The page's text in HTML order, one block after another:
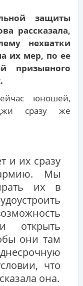
защиты
рассказала,
нехватки
их мер, по ее
призывного
.
юношей,
сразу же
и их сразу
Мы
их в
открыть
они там
что
она.